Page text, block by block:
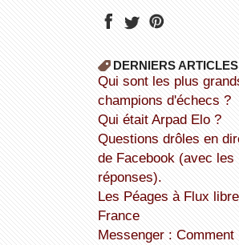
DERNIERS ARTICLES
Qui sont les plus grands
champions d'échecs ?
Qui était Arpad Elo ?
Questions drôles en direct
de Facebook (avec les
réponses).
Les Péages à Flux libre en
France
Messenger : Comment